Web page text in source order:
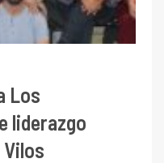
Los
liderazgo